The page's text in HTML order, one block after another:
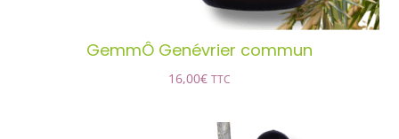
GemmÔ Genévrier commun
16,00€ TTC